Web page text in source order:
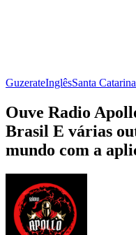
GuzerateInglêsSanta Catarina
Ouve Radio
Brasil E várias
mundo com a